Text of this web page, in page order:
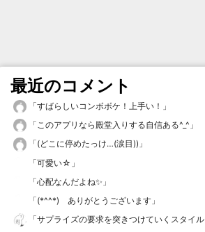
最近のコメント
「すばらしいコンボボケ！上手い！ 」
「このアプリなら殿堂入りする自信ある^_^ 」
「(どこに停めたっけ…(涙目)) 」
「可愛い☆ 」
「心配なんだよね✨ 」
「(*^^*) ありがとうございます 」
「サプライズの要求を突きつけていくスタイル